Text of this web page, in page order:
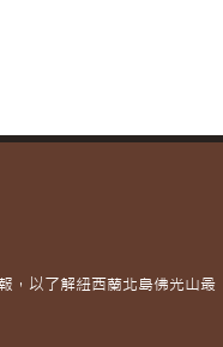
，以了解紐西蘭北島佛光山最